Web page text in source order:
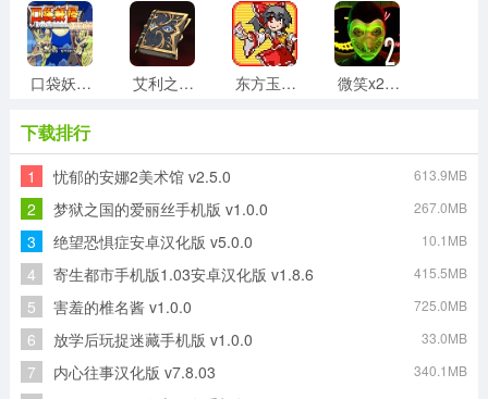
口袋妖怪传说绿宝石火箭队模式免费原版 艾利之书手机最新版 东方玉灵姬本游戏纯净最新版 微笑x2阻力免费版
秘洞免费原版 doorsparadox通用版
谁来救救我喵3最新免费版 阿加莎的刀游戏安装包
下载排行
1 忧郁的安娜2美术馆 v2.5.0 613.9MB
2 梦狱之国的爱丽丝手机版 v1.0.0 267.0MB
3 绝望恐惧症安卓汉化版 v5.0.0 10.1MB
4 寄生都市手机版1.03安卓汉化版 v1.8.6 415.5MB
5 害羞的椎名酱 v1.0.0 725.0MB
6 放学后玩捉迷藏手机版 v1.0.0 33.0MB
7 内心往事汉化版 v7.8.03 340.1MB